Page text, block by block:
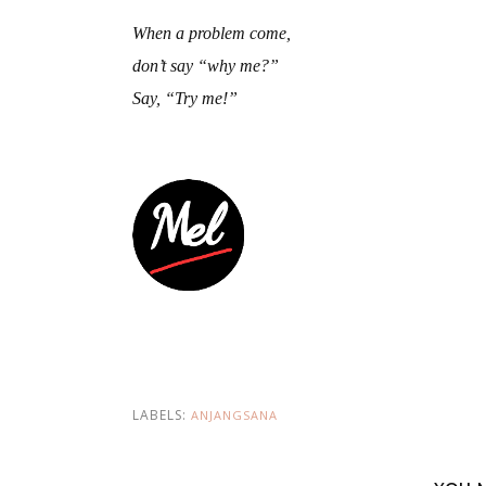
When a problem come,
don’t say “why me?”
Say, “Try me!”
LABELS: ANJANGSANA